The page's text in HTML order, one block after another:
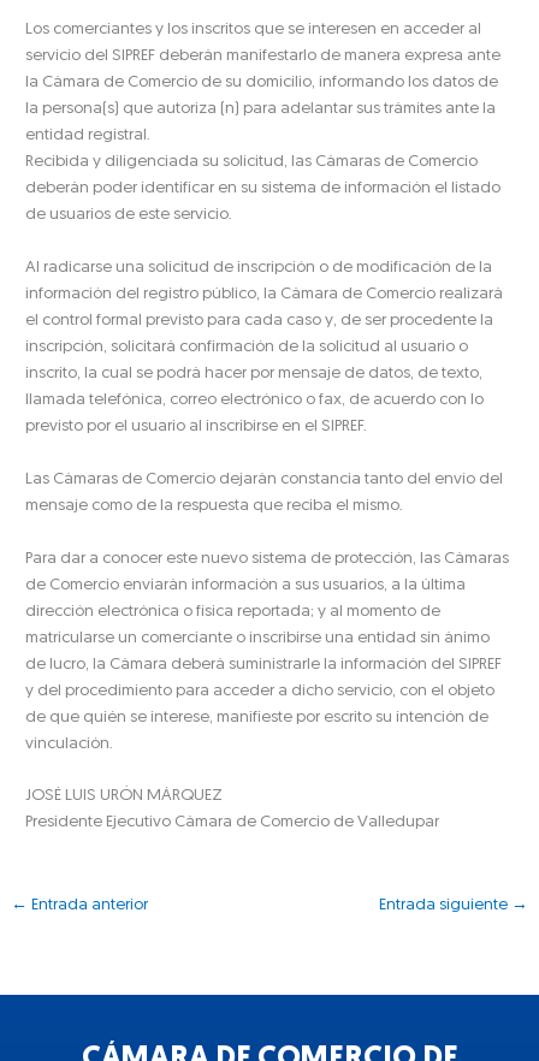
Los comerciantes y los inscritos que se interesen en acceder al
servicio del SIPREF deberán manifestarlo de manera expresa ante
la Cámara de Comercio de su domicilio, informando los datos de
la persona(s) que autoriza (n) para adelantar sus trámites ante la
entidad registral.
Recibida y diligenciada su solicitud, las Cámaras de Comercio
deberán poder identificar en su sistema de información el listado
de usuarios de este servicio.
Al radicarse una solicitud de inscripción o de modificación de la
información del registro público, la Cámara de Comercio realizará
el control formal previsto para cada caso y, de ser procedente la
inscripción, solicitará confirmación de la solicitud al usuario o
inscrito, la cual se podrá hacer por mensaje de datos, de texto,
llamada telefónica, correo electrónico o fax, de acuerdo con lo
previsto por el usuario al inscribirse en el SIPREF.
Las Cámaras de Comercio dejarán constancia tanto del envío del
mensaje como de la respuesta que reciba el mismo.
Para dar a conocer este nuevo sistema de protección, las Cámaras
de Comercio enviarán información a sus usuarios, a la última
dirección electrónica o física reportada; y al momento de
matricularse un comerciante o inscribirse una entidad sin ánimo
de lucro, la Cámara deberá suministrarle la información del SIPREF
y del procedimiento para acceder a dicho servicio, con el objeto
de que quién se interese, manifieste por escrito su intención de
vinculación.
JOSÉ LUIS URÓN MÁRQUEZ
Presidente Ejecutivo Cámara de Comercio de Valledupar
← Entrada anterior Entrada siguiente →